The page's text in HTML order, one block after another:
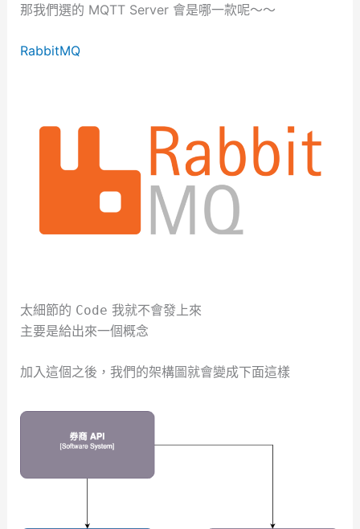
那我們選的 MQTT Server 會是哪一款呢～～
RabbitMQ
太細節的 Code 我就不會發上來
主要是給出來一個概念
加入這個之後，我們的架構圖就會變成下面這樣